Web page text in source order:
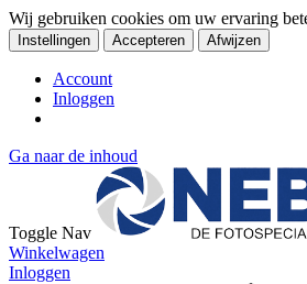
Wij gebruiken cookies om uw ervaring
Instellingen Accepteren Afwijzen
Account
Inloggen
Ga naar de inhoud
Toggle Nav
Winkelwagen
Inloggen